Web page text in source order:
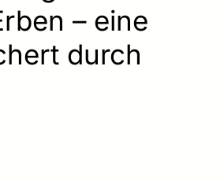
– eine
durch